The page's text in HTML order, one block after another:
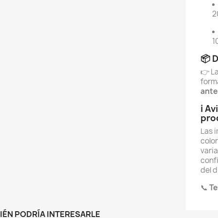
📦
👉
ℹ️
Las
del
📞
PODRÍA INTERESARLE